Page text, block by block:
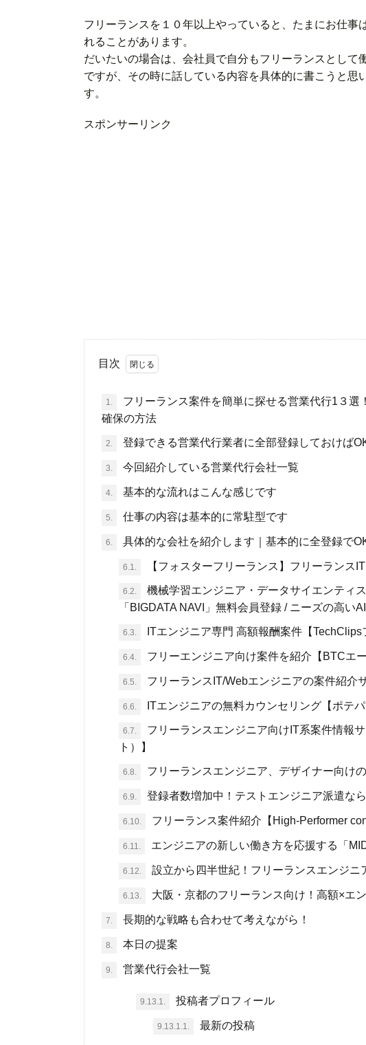
フリーランスを１０年以上やっていると、たまにお仕
れることがあります。
だいたいの場合は、会社員で自分もフリーランスとし
ですが、その時に話している内容を具体的に書こうと思
す。
スポンサーリンク
目次
1.
フリーランス案件を簡単に探せる営業代行1３
確保の方法
2. 登録できる営業代行業者に全部登録しておけば
3. 今回紹介している営業代行会社一覧
4. 基本的な流れはこんな感じです
5. 仕事の内容は基本的に常駐型です
6. 具体的な会社を紹介します｜基本的に全登録で
6.1. 【フォスターフリーランス】フリーランス
6.2.
機械学習エンジニア・データサイエンティ
「BIGDATA NAVI」無料会員登録 / ニーズの高い
6.3. ITエンジニア専門 高額報酬案件【TechClips
6.4. フリーエンジニア向け案件を紹介【BTCエー
6.5. フリーランスIT/Webエンジニアの案件紹介
6.6. ITエンジニアの無料カウンセリング【ポテパ
6.7.
フリーランスエンジニア向けIT系案件情報
ト）】
6.8. フリーランスエンジニア、デザイナー向け
6.9. 登録者数増加中！テストエンジニア派遣な
6.10. フリーランス案件紹介【High-Performer
6.11. エンジニアの新しい働き方を応援する「
6.12. 設立から四半世紀！フリーランスエンジニ
6.13. 大阪・京都のフリーランス向け！高額×エ
7. 長期的な戦略も合わせて考えながら！
8. 本日の提案
9. 営業代行会社一覧
9.13.1. 投稿者プロフィール
9.13.1.1. 最新の投稿